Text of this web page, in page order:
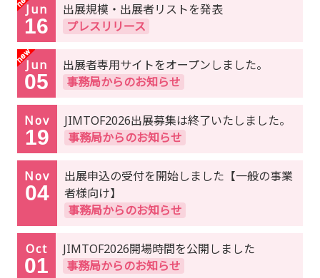
Jun
16
出展規模・出展者リストを発表
プレスリリース
Jun
05
出展者専用サイトをオープンしました。
事務局からのお知らせ
Nov
19
JIMTOF2026出展募集は終了いたしました。
事務局からのお知らせ
Nov
04
出展申込の受付を開始しました【一般の事業
者様向け】
事務局からのお知らせ
Oct
01
JIMTOF2026開場時間を公開しました
事務局からのお知らせ